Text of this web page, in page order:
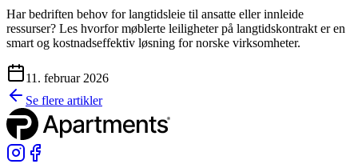
Har bedriften behov for langtidsleie til ansatte eller innleide
ressurser? Les hvorfor møblerte leiligheter på langtidskontrakt er en
smart og kostnadseffektiv løsning for norske virksomheter.
11. februar 2026
Se flere artikler